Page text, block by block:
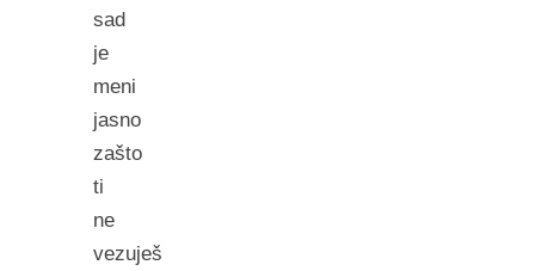
sad
je
meni
jasno
zašto
ti
ne
vezuješ